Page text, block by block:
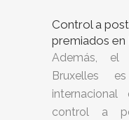
Control a
premiados en
Además, el
Bruxelles
control a